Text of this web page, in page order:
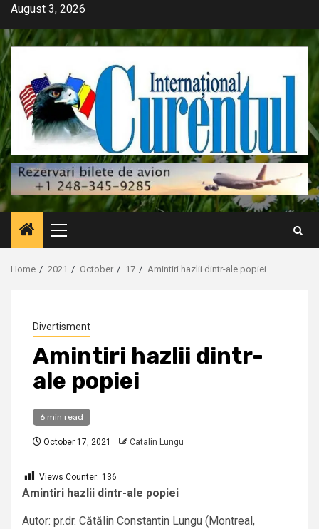
Skip
content
August 3, 2026
Primary
Menu
Home 2021 October 17 Amintiri hazlii dintr-ale popiei
Divertisment
Amintiri hazlii dintr-
ale popiei
6 min read
October 17, 2021 Catalin Lungu
Views Counter: 136
Amintiri hazlii dintr-ale popiei
Autor: pr.dr. Cătălin Constantin Lungu (Montreal,